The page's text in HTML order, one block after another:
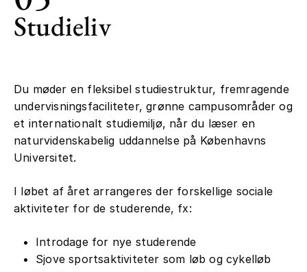
Studieliv
Du møder en fleksibel studiestruktur, fremragende
undervisningsfaciliteter, grønne campusområder og
et internationalt studiemiljø, når du læser en
naturvidenskabelig uddannelse på Københavns
Universitet.
I løbet af året arrangeres der forskellige sociale
aktiviteter for de studerende, fx:
Introdage for nye studerende
Sjove sportsaktiviteter som løb og cykelløb